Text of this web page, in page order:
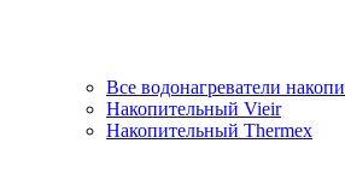
Все водонагреватели
Накопительный Vieir
Накопительный Thermex